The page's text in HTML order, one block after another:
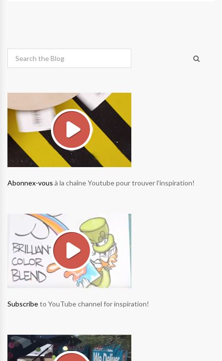
Abonnex-vous à la chaîne Youtube pour trouver l'inspiration!
Subscribeto YouTube channel for inspiration!